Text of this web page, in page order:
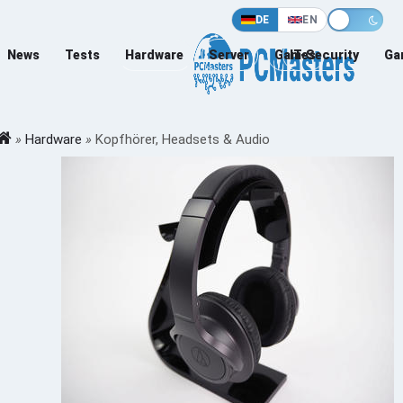
DE EN
News Tests Hardware Server Games
IT-Security
» Hardware » Kopfhörer, Headsets & Audio